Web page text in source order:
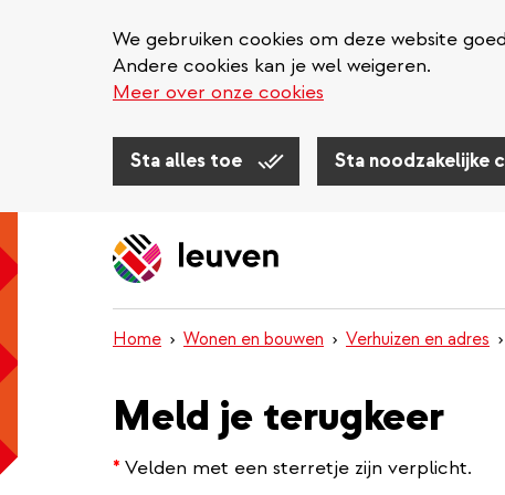
We gebruiken cookies om deze website
Andere cookies kan je wel weigeren.
Meer over onze cookies
Sta alles toe Sta noodzakelijke
Home Wonen en bouwen Verhuizen en adres
Meld je terugkeer
* Velden met een sterretje zijn verplicht.